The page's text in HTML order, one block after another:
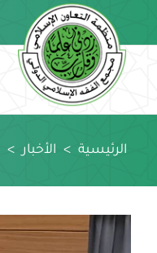
content
الرئيسية > الأخبار >